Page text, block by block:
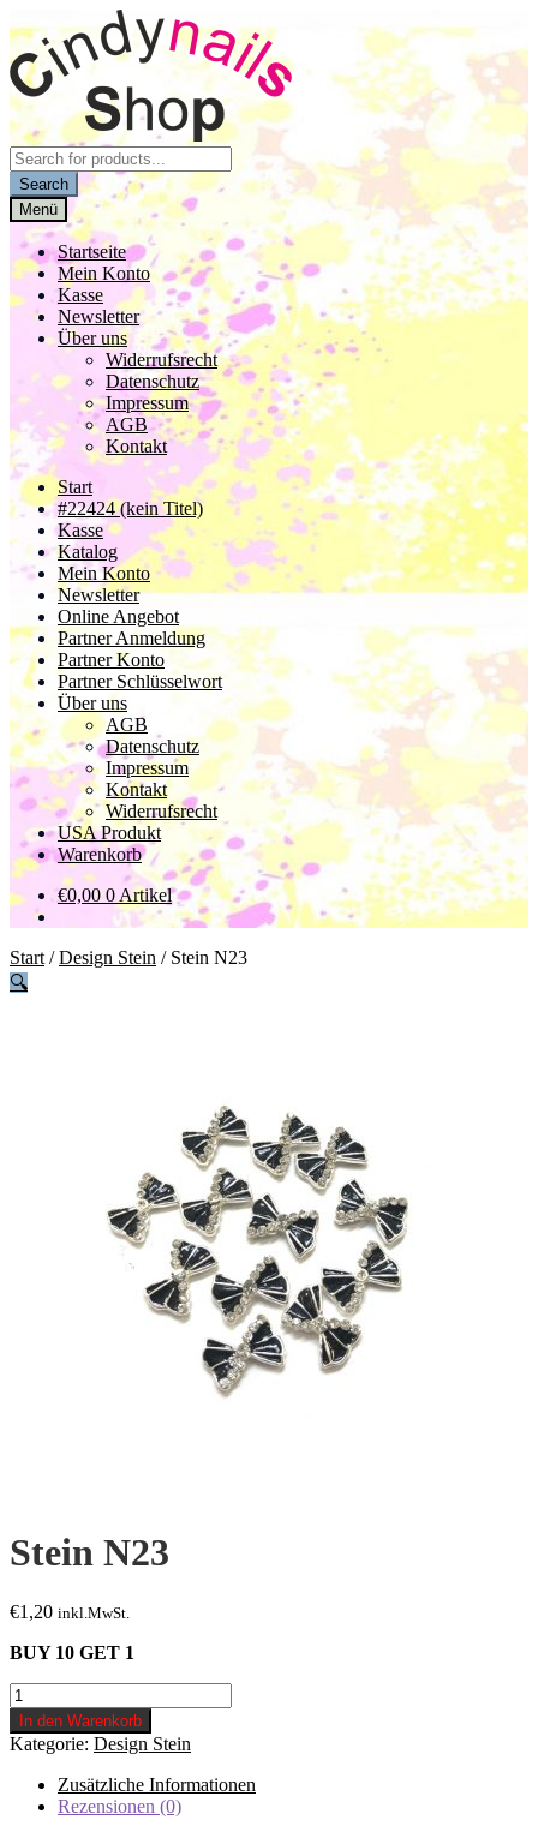
Navigation
springen
Inhalt
springen
Products
search
Search
Menü
Startseite
Mein Konto
Kasse
Newsletter
Über uns
Widerrufsrecht
Datenschutz
Impressum
AGB
Kontakt
Start
#22424 (kein Titel)
Kasse
Katalog
Mein Konto
Newsletter
Online Angebot
Partner Anmeldung
Partner Konto
Partner Schlüsselwort
Über uns
AGB
Datenschutz
Impressum
Kontakt
Widerrufsrecht
USA Produkt
Warenkorb
€0,00 0 Artikel
Start /Design Stein / Stein N23
🔍
Stein N23
€1,20 inkl.MwSt.
BUY 10 GET 1
Stein
N23
Menge
In den Warenkorb
Kategorie: Design Stein
Zusätzliche Informationen
Rezensionen (0)